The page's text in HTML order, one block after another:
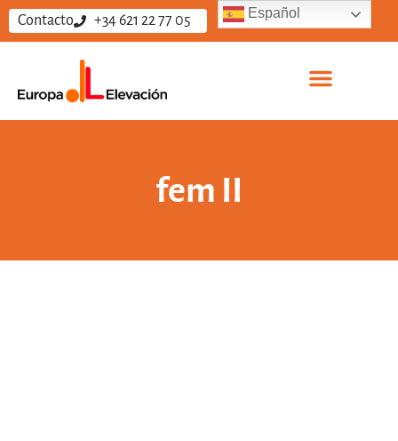
Contacto +34 621 22 77 05
fem II
Español